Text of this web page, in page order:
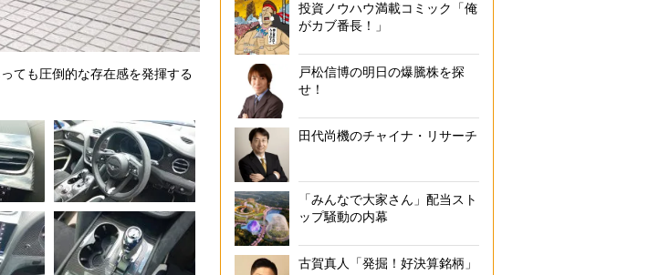
ても圧倒的な存在感を発揮する
楕円形のテールランプやボリューム感たっぷりのリアスタイルでベントレーな
し出している
投資ノウハウ満載コミック「俺
がカブ番長！」
戸松信博の明日の爆騰株を探
せ！
田代尚機のチャイナ・リサーチ
「みんなで大家さん」配当スト
ップ騒動の内幕
古賀真人「発掘！好決算銘柄」